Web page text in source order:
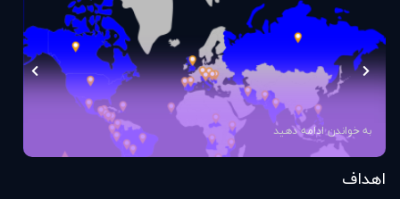
به خواندن ادامه دهید
اهداف